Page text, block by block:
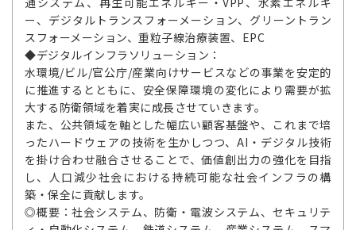
ー、デジタルトランスフォーメーション、グリーントラン
スフォーメーション、重粒子線治療装置、EPC
◆デジタルインフラソリューション：
水環境/ビル/官公庁/産業向けサービスなどの事業を安定的
に推進するとともに、安全保障環境の変化により需要が拡
大する防衛領域を着実に成長させていきます。
また、公共領域を軸とした幅広い顧客基盤や、これまで培
ったハードウェアの技術を生かしつつ、AI・デジタル技術
を掛け合わせ融合させることで、価値創出力の強化を目指
し、人口減少社会における持続可能な社会インフラの構
築・保全に貢献します。
◎概要：社会システム、防衛・電波システム、セキュリテ